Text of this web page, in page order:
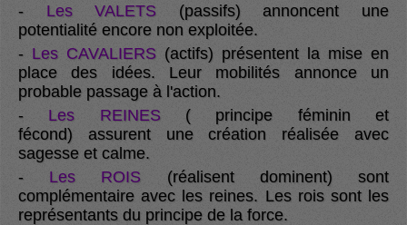
- Les VALETS (passifs) annoncent une
potentialité encore non exploitée.
- Les CAVALIERS (actifs) présentent la mise en
place des idées. Leur mobilités annonce un
probable passage à l'action.
- Les REINES( principe féminin et
fécond) assurent une création réalisée avec
sagesse et calme.
- Les ROIS (réalisent dominent) sont
complémentaire avec les reines. Les rois sont les
représentants du principe de la force.